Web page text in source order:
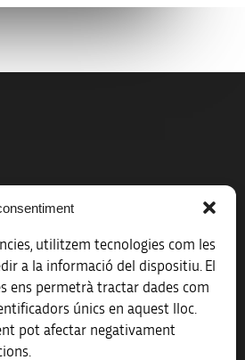
utilitzem tecnologies com les
a la informació del dispositiu. El
ens permetrà tractar dades com
únics en aquest lloc.
pot afectar negativament